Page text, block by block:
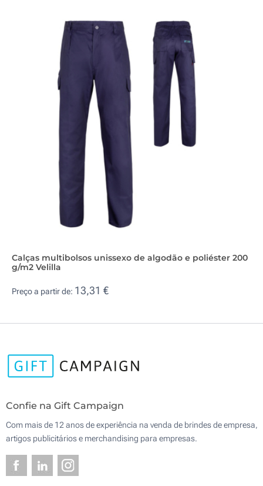
Calças multibolsos unissexo de algodão e poliéster 200
g/m2 Velilla
Preço a partir de: 13,31 €
Confie na Gift Campaign
Com mais de 12 anos de experiência na venda de brindes de empresa,
artigos publicitários e merchandising para empresas.